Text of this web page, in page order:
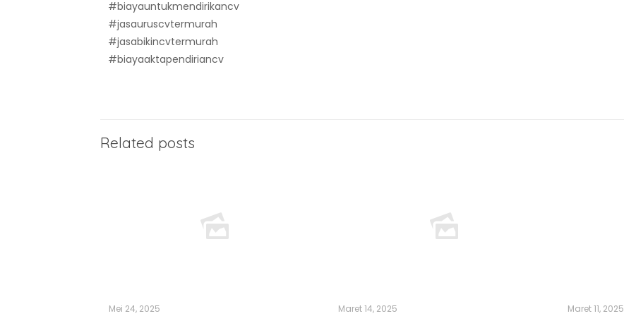
#biayauntukmendirikancv
#jasauruscvtermurah
#jasabikincvtermurah
#biayaaktapendiriancv
Related posts
Mei 24, 2025 Maret 14, 2025 Maret 11, 2025